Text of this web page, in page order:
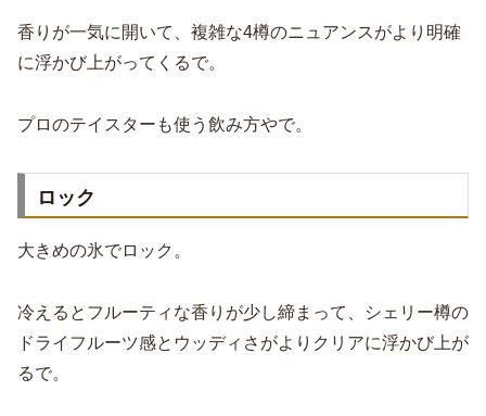
香りが一気に開いて、複雑な4樽のニュアンスがより明確
に浮かび上がってくるで。
プロのテイスターも使う飲み方やで。
ロック
大きめの氷でロック。
冷えるとフルーティな香りが少し締まって、シェリー樽の
ドライフルーツ感とウッディさがよりクリアに浮かび上が
るで。